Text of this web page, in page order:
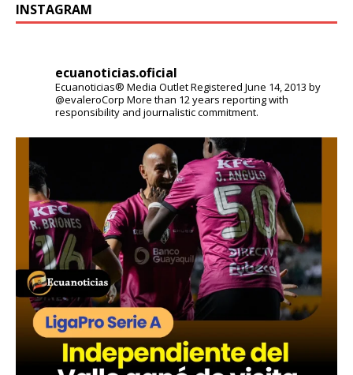
INSTAGRAM
ecuanoticias.oficial
Ecuanoticias® Media OutletRegistered June 14, 2013 by
@evaleroCorp More than 12 years reporting with
responsibility and journalistic commitment.